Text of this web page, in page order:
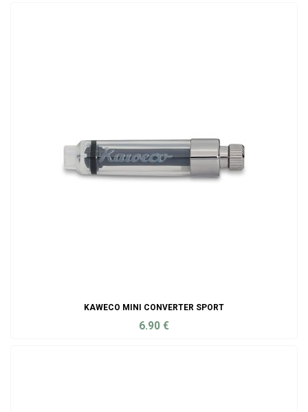
KAWECO MINI CONVERTER SPORT
6.90 €